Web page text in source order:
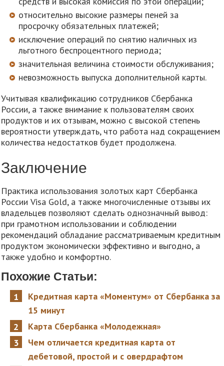
относительно высокие размеры пеней за
просрочку обязательных платежей;
исключение операций по снятию наличных из
льготного беспроцентного периода;
значительная величина стоимости обслуживания;
невозможность выпуска дополнительной карты.
Учитывая квалификацию сотрудников Сбербанка
России, а также внимание к пользователям своих
продуктов и их отзывам, можно с высокой степень
вероятности утверждать, что работа над сокращением
количества недостатков будет продолжена.
Заключение
Практика использования золотых карт Сбербанка
России Visa Gold, а также многочисленные отзывы их
владельцев позволяют сделать однозначный вывод:
при грамотном использовании и соблюдении
рекомендаций обладание рассматриваемым кредитным
продуктом экономически эффективно и выгодно, а
также удобно и комфортно.
Похожие Статьи:
Кредитная карта «Моментум» от Сбербанка за
15 минут
Карта Сбербанка «Молодежная»
Чем отличается кредитная карта от
дебетовой, простой и с овердрафтом